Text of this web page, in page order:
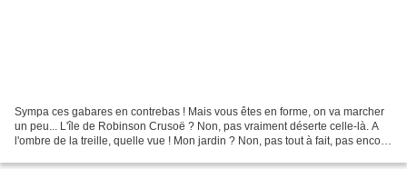
Sympa ces gabares en contrebas ! Mais vous êtes en forme, on va marcher
un peu... L'île de Robinson Crusoë ? Non, pas vraiment déserte celle-là. A
l'ombre de la treille, quelle vue ! Mon jardin ? Non, pas tout à fait, pas encore